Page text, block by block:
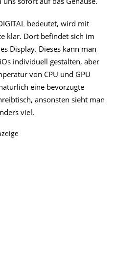
bedeutet, wird mit
klar. Dort befindet sich im
Display. Dieses kann man
individuell gestalten, aber
von CPU und GPU
eine bevorzugte
ansonsten sieht man
viel.